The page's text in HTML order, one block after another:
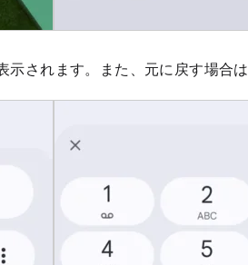
示されます。また、元に戻す場合は